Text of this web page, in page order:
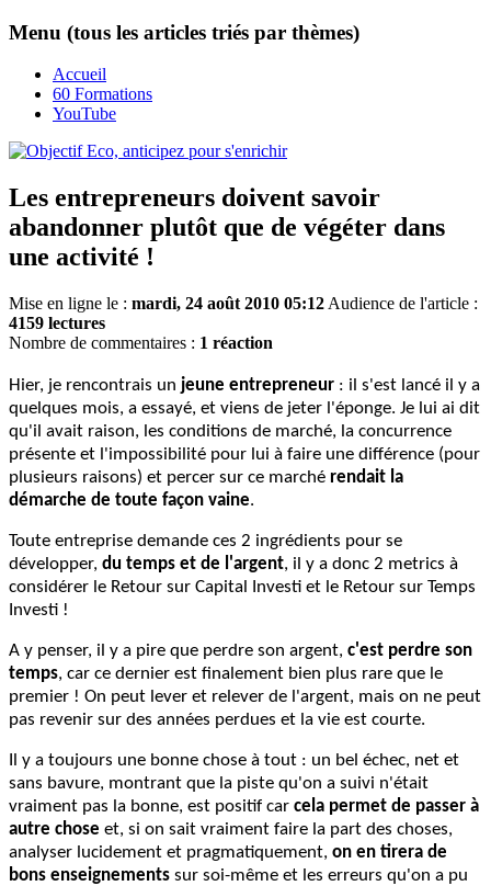
Menu (tous les articles triés par thèmes)
Accueil
60 Formations
YouTube
Les entrepreneurs doivent savoir
abandonner plutôt que de végéter dans
une activité !
Mise en ligne le : mardi, 24 août 2010 05:12 Audience de l'article :
4159 lectures
Nombre de commentaires : 1 réaction
Hier, je rencontrais un jeune entrepreneur : il s'est lancé il y a
quelques mois, a essayé, et viens de jeter l'éponge. Je lui ai dit
qu'il avait raison, les conditions de marché, la concurrence
présente et l'impossibilité pour lui à faire une différence (pour
plusieurs raisons) et percer sur ce marché rendait la
démarche de toute façon vaine.
Toute entreprise demande ces 2 ingrédients pour se
développer, du temps et de l'argent, il y a donc 2 metrics à
considérer le Retour sur Capital Investi et le Retour sur Temps
Investi !
A y penser, il y a pire que perdre son argent, c'est perdre son
temps, car ce dernier est finalement bien plus rare que le
premier ! On peut lever et relever de l'argent, mais on ne peut
pas revenir sur des années perdues et la vie est courte.
Il y a toujours une bonne chose à tout : un bel échec, net et
sans bavure, montrant que la piste qu'on a suivi n'était
vraiment pas la bonne, est positif car cela permet de passer à
autre chose et, si on sait vraiment faire la part des choses,
analyser lucidement et pragmatiquement, on en tirera de
bons enseignements sur soi-même et les erreurs qu'on a pu